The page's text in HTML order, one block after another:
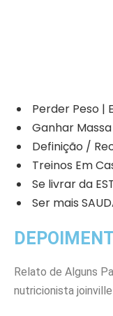
Perder Peso |
Ganhar
Definição /
Treinos Em
Se livrar da
Ser mais
Relato de Alguns
nutricionista